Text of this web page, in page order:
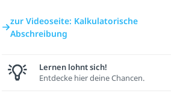
zur Videoseite: Kalkulatorische
Abschreibung
Lernen lohnt sich!
Entdecke hier deine Chancen.